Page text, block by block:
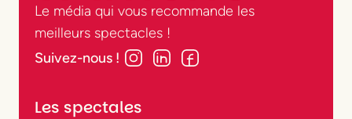
Le média qui vous recommande les
meilleurs spectacles !
Suivez-nous !
Les spectales